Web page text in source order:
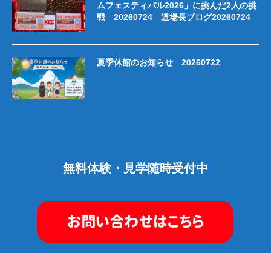
ムフェスティバル2026」に挑んだ2人の挑
戦 20260724 道場長ブログ20260724
夏季休館のお知らせ 20260722
無料体験・見学随時受付中